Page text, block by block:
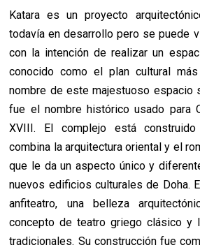
Katara es un proyecto
todavía en desarrollo pero se puede
con la intención de realizar un
conocido como el plan cultural
nombre de este majestuoso espacio
fue el nombre histórico usado para
XVIII. El complejo está
combina la arquitectura oriental y el
que le da un aspecto único y
nuevos edificios culturales de Doha.
anfiteatro, una belleza
concepto de teatro griego clásico y
tradicionales. Su construcción fue